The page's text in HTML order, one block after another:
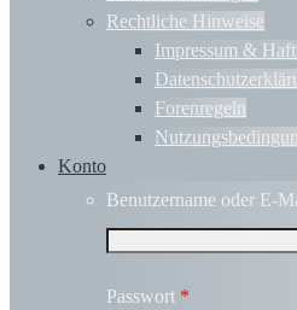
Rechtliche Hinweise
Impressum &
Forenregeln
Konto
Benutzername oder E-
Passwort *